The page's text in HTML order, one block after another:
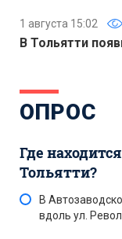
1 августа 15:02
В Тольятти
ОПРОС
Где
Тольятти?
В
вдоль ул.